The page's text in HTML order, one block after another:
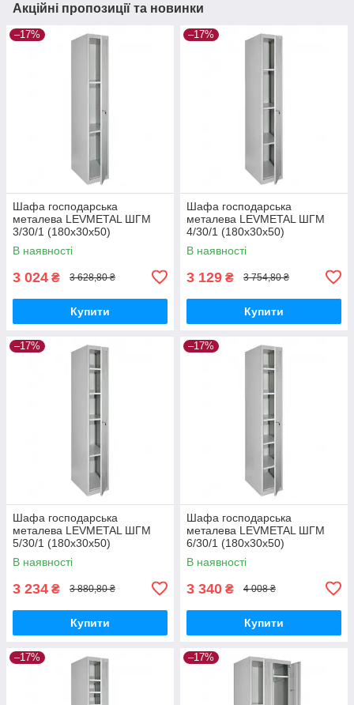
Акційні пропозиції та новинки
–17%
Шафа господарська
металева LEVMETAL ШГМ
3/30/1 (180х30х50)
В наявності
3 024 ₴ 3 628,80 ₴
Купити
–17%
Шафа господарська
металева LEVMETAL ШГМ
4/30/1 (180х30х50)
В наявності
3 129 ₴ 3 754,80 ₴
Купити
–17%
Шафа господарська
металева LEVMETAL ШГМ
5/30/1 (180х30х50)
В наявності
3 234 ₴ 3 880,80 ₴
Купити
–17%
Шафа господарська
металева LEVMETAL ШГМ
6/30/1 (180х30х50)
В наявності
3 340 ₴ 4 008 ₴
Купити
–17% –17%